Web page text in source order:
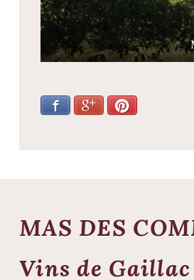
FacebookGoogle+Pinterest
MAS DES
Vins de Gaillac